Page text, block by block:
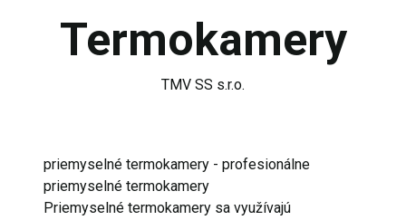
Termokamery
TMV SS s.r.o.
priemyselné termokamery - profesionálne
priemyselné termokamery
Priemyselné termokamery sa využívajú